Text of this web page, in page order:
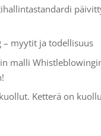
– myytit ja todellisuus
malli
Ketterä on